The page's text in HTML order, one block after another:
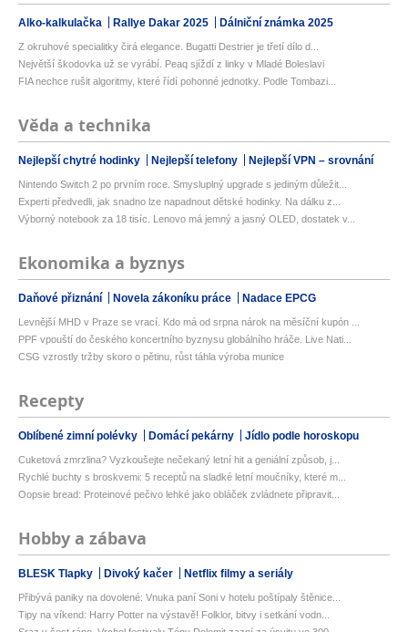
Alko-kalkulačka Rallye Dakar 2025 Dálniční známka 2025
Z okruhové specialitky čirá elegance. Bugatti Destrier je třetí dílo d...
Největší škodovka už se vyrábí. Peaq sjíždí z linky v Mladé Boleslavi
FIA nechce rušit algoritmy, které řídí pohonné jednotky. Podle Tombazi...
Věda a technika
Nejlepší chytré hodinky Nejlepší telefony Nejlepší VPN – srovnání
Nintendo Switch 2 po prvním roce. Smysluplný upgrade s jediným důležit...
Experti předvedli, jak snadno lze napadnout dětské hodinky. Na dálku z...
Výborný notebook za 18 tisíc. Lenovo má jemný a jasný OLED, dostatek v...
Ekonomika a byznys
Daňové přiznání Novela zákoníku práce Nadace EPCG
Levnější MHD v Praze se vrací. Kdo má od srpna nárok na měsíční kupón ...
PPF vpouští do českého koncertního byznysu globálního hráče. Live Nati...
CSG vzrostly tržby skoro o pětinu, růst táhla výroba munice
Recepty
Oblíbené zimní polévky Domácí pekárny Jídlo podle horoskopu
Cuketová zmrzlina? Vyzkoušejte nečekaný letní hit a geniální způsob, j...
Rychlé buchty s broskvemi: 5 receptů na sladké letní moučníky, které m...
Oopsie bread: Proteinové pečivo lehké jako obláček zvládnete připravit...
Hobby a zábava
BLESK Tlapky Divoký kačer Netflix filmy a seriály
Přibývá paniky na dovolené: Vnuka paní Soni v hotelu poštípaly štěnice...
Tipy na víkend: Harry Potter na výstavě! Folklor, bitvy i setkání vodn...